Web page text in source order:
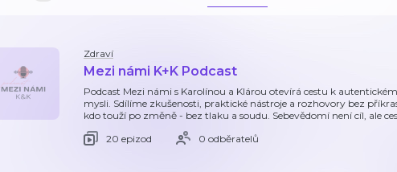
Zdraví
Mezi námi K+K Podcast
Podcast Mezi námi s Karolínou a Klárou otevírá cestu k
mysli. Sdílíme zkušenosti, praktické nástroje a rozhovory bez
kdo touží po změně - bez tlaku a soudu. Sebevědomí není cíl, ale ces
20 epizod
0 odběratelů